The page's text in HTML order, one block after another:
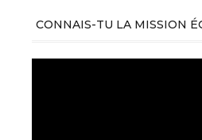
CONNAIS-TU LA MISSION